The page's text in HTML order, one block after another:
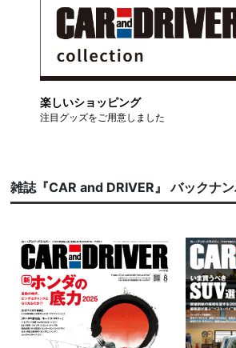
楽しいショッピング
注目グッズをご用意しました
雑誌『CAR and DRIVER』 バックナ